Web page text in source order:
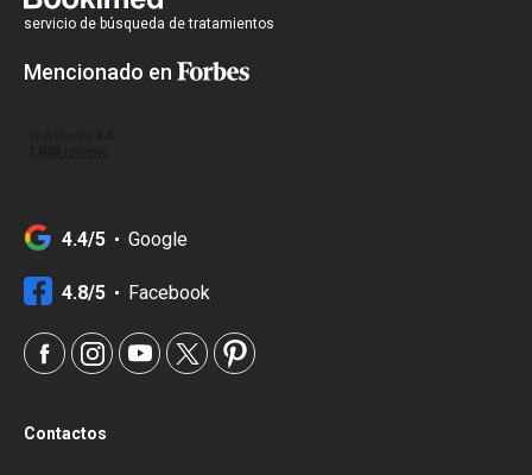
servicio de búsqueda de tratamientos
Mencionado en
4.4/5 Google
4.8/5 Facebook
Contactos